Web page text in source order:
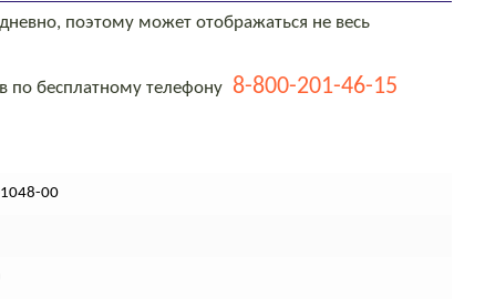
поэтому может отображаться не весь
по бесплатному телефону 8-800-201-46-15
00